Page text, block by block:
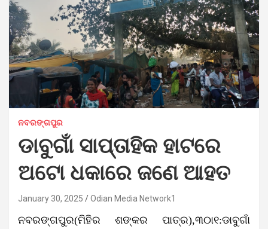
ନବରଙ୍ଗପୁର
ଡାବୁଗାଁ ସାପ୍ତାହିକ ହାଟରେ
ଅଟୋ ଧକାରେ ଜଣେ ଆହତ
January 30, 2025 Odian Media Network1
ନବରଙ୍ଗପୁର(ମିହିର ଶଙ୍କର ପାତ୍ର),୩୦ା୧:ଡାବୁଗାଁ